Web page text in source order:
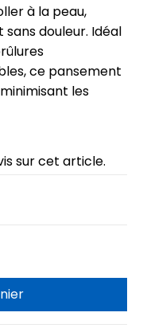
à la peau,
douleur. Idéal
ce pansement
les
sur cet article.